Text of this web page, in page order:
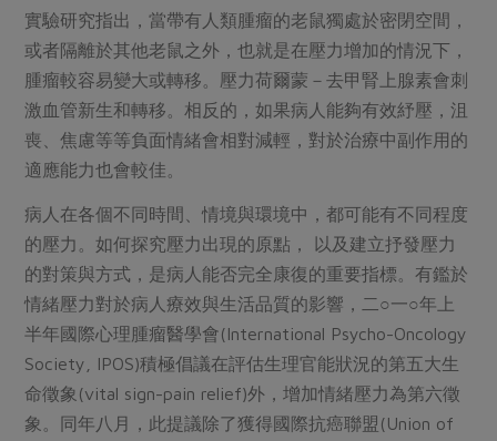
家庭清潔 織品
日用品 圖書禮品
防災用品
最新產品
優惠專區
樂齡友善
異國料理
年菜食譜
養身食補
節慶大餐
高麗菜海鮮煎餅
更多議題活動
傳到心坎裡，誠心又澎派
綠主張月刊
典藏閱覽室
選舉專區
最新消息
媒體報導
下載專區
地區活動
活動報下載
實驗研究指出，當帶有人類腫瘤的老鼠獨處於密閉空間，
或者隔離於其他老鼠之外，也就是在壓力增加的情況下，
腫瘤較容易變大或轉移。壓力荷爾蒙－去甲腎上腺素會刺
激血管新生和轉移。相反的，如果病人能夠有效紓壓，沮
喪、焦慮等等負面情緒會相對減輕，對於治療中副作用的
適應能力也會較佳。
病人在各個不同時間、情境與環境中，都可能有不同程度
的壓力。如何探究壓力出現的原點， 以及建立抒發壓力
的對策與方式，是病人能否完全康復的重要指標。有鑑於
情緒壓力對於病人療效與生活品質的影響，二○一○年上
半年國際心理腫瘤醫學會(International Psycho-Oncology
Society, IPOS)積極倡議在評估生理官能狀況的第五大生
命徵象(vital sign-pain relief)外，增加情緒壓力為第六徵
象。同年八月，此提議除了獲得國際抗癌聯盟(Union of